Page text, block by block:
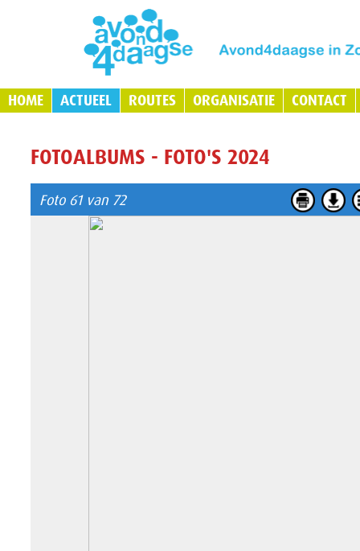
HOME ACTUEEL ROUTES ORGANISATIE CONTACT
FOTOALBUMS - FOTO'S 2024
Foto 61 van 72